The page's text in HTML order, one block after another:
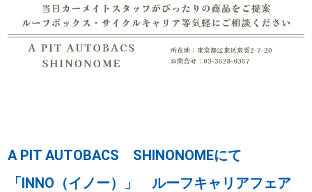
A PIT AUTOBACS SHINONOMEにて
「INNO（イノー）」 ルーフキャリアフェア